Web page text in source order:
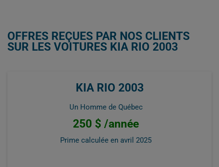
OFFRES REÇUES PAR NOS CLIENTS
SUR LES VOITURES KIA RIO 2003
KIA RIO 2003
Un Homme de Québec
250 $ /année
Prime calculée en avril 2025